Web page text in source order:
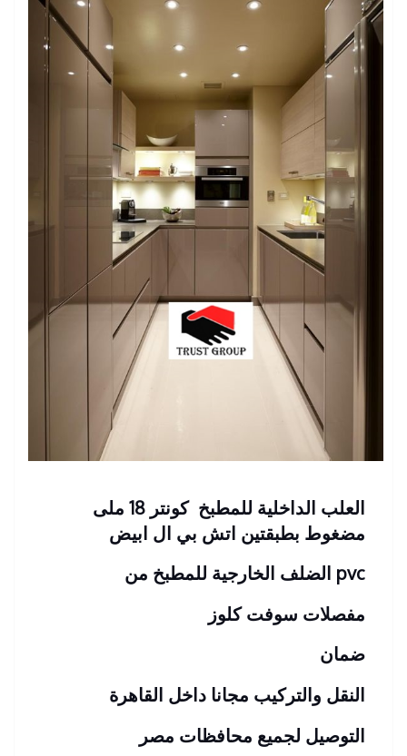
العلب الداخلية للمطبخ كونتر 18 ملى
مضغوط بطبقتين اتش بي ال ابيض
pvc الضلف الخارجية للمطبخ من
مفصلات سوفت كلوز
ضمان
النقل والتركيب مجانا داخل القاهرة
التوصيل لجميع محافظات مصر